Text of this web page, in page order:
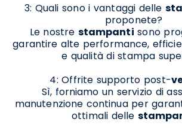
3: Quali sono i vantaggi delle
proponete?
Le nostre stampanti sono
garantire alte performance,
e qualità di stampa
4: Offrite supporto post-
Sì, forniamo un servizio di
manutenzione continua per
ottimali delle